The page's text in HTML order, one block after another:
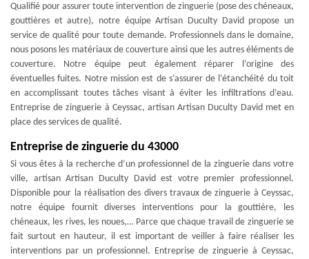
Qualifié pour assurer toute intervention de zinguerie (pose des chéneaux,
gouttières et autre), notre équipe Artisan Duculty David propose un
service de qualité pour toute demande. Professionnels dans le domaine,
nous posons les matériaux de couverture ainsi que les autres éléments de
couverture. Notre équipe peut également réparer l’origine des
éventuelles fuites. Notre mission est de s’assurer de l’étanchéité du toit
en accomplissant toutes tâches visant à éviter les infiltrations d’eau.
Entreprise de zinguerie à Ceyssac, artisan Artisan Duculty David met en
place des services de qualité.
Entreprise de zinguerie du 43000
Si vous êtes à la recherche d’un professionnel de la zinguerie dans votre
ville, artisan Artisan Duculty David est votre premier professionnel.
Disponible pour la réalisation des divers travaux de zinguerie à Ceyssac,
notre équipe fournit diverses interventions pour la gouttière, les
chéneaux, les rives, les noues,… Parce que chaque travail de zinguerie se
fait surtout en hauteur, il est important de veiller à faire réaliser les
interventions par un professionnel. Entreprise de zinguerie à Ceyssac,